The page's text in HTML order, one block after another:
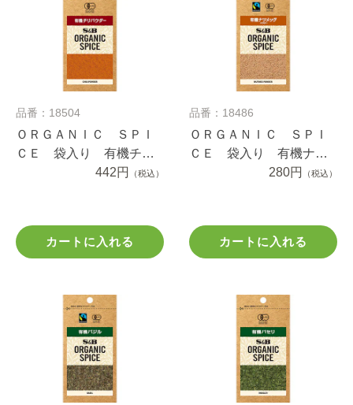
品番：18504
ＯＲＧＡＮＩＣ ＳＰＩ
ＣＥ 袋入り 有機チリ
パウダー １５ｇ
442円 （税込）
カートに入れる
品番：18486
ＯＲＧＡＮＩＣ ＳＰＩ
ＣＥ 袋入り 有機ナツ
メッグ（パウダー） １
280円 （税込）
カートに入れる